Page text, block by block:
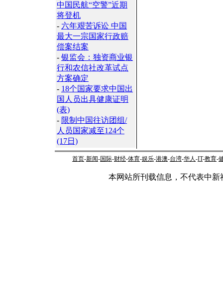
中国民航“空警”近期
将登机
- 六年艰苦诉讼 中国
最大一宗国家行政赔
偿案结案
- 银监会：独资商业银
行和农信社改革试点
方案确定
- 18个国家要求中国出
国人员出具健康证明
(表)
- 限制中国往访团组/
人员国家减至124个
(17日)
首页-新闻-国际-财经-体育-娱乐-港澳-台湾-华人-IT-教育-
本网站所刊载信息，不代表中